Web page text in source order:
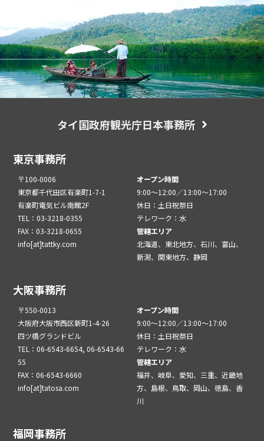
タイ国政府観光庁日本事務所
東京事務所
〒100-0006
東京都千代田区有楽町1-7-1
有楽町電気ビル南館2F
TEL：03-3218-0355
FAX：03-3218-0655
info[at]tattky.com
オープン時間
9:00～12:00／13:00～17:00
休日：土日祝祭日
テレワーク：水
管轄エリア
北海道、東北地方、石川、富山、
新潟、関東地方、静岡
大阪事務所
〒550-0013
大阪府大阪市西区新町1-4-26
四ツ橋グランドビル
TEL：06-6543-6654, 06-6543-66
55
FAX：06-6543-6660
info[at]tatosa.com
オープン時間
9:00～12:00／13:00～17:00
休日：土日祝祭日
テレワーク：水
管轄エリア
福井、岐阜、愛知、三重、近畿地
方、島根、鳥取、岡山、徳島、香
川
福岡事務所